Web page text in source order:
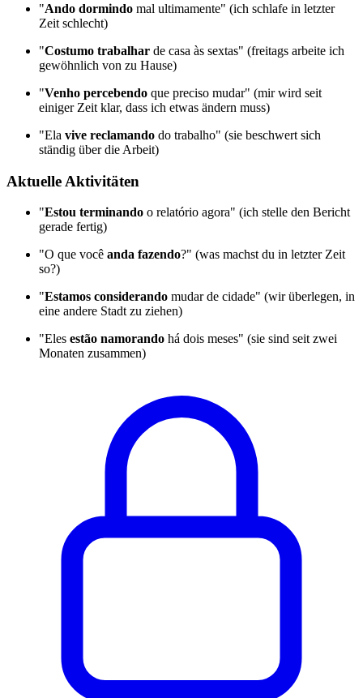
"Ando dormindo mal ultimamente" (ich schlafe in letzter
Zeit schlecht)
"Costumo trabalhar de casa às sextas" (freitags arbeite ich
gewöhnlich von zu Hause)
"Venho percebendo que preciso mudar" (mir wird seit
einiger Zeit klar, dass ich etwas ändern muss)
"Ela vive reclamando do trabalho" (sie beschwert sich
ständig über die Arbeit)
Aktuelle Aktivitäten
"Estou terminando o relatório agora" (ich stelle den Bericht
gerade fertig)
"O que você anda fazendo?" (was machst du in letzter Zeit
so?)
"Estamos considerando mudar de cidade" (wir überlegen, in
eine andere Stadt zu ziehen)
"Eles estão namorando há dois meses" (sie sind seit zwei
Monaten zusammen)